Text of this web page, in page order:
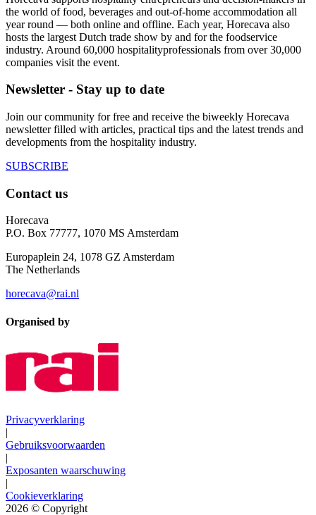
the world of food, beverages and out-of-home accommodation all
year round — both online and offline. Each year, Horecava also
hosts the largest Dutch trade show by and for the foodservice
industry. Around 60,000 hospitalityprofessionals from over 30,000
companies visit the event.
Newsletter - Stay up to date
Join our community for free and receive the biweekly Horecava
newsletter filled with articles, practical tips and the latest trends and
developments from the hospitality industry.
SUBSCRIBE
Contact us
Horecava
P.O. Box 77777, 1070 MS Amsterdam
Europaplein 24, 1078 GZ Amsterdam
The Netherlands
horecava@rai.nl
Organised by
Privacyverklaring
|
Gebruiksvoorwaarden
|
Exposanten waarschuwing
|
Cookieverklaring
2026 © Copyright